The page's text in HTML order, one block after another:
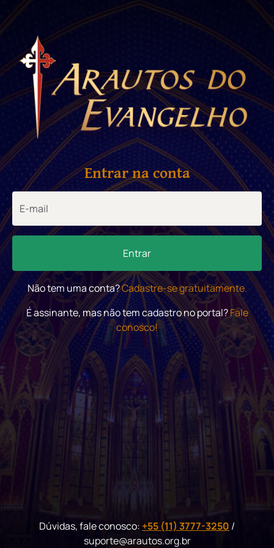
Entrar na conta
Entrar
Não tem uma conta?Cadastre-se gratuitamente.
É assinante, mas não tem cadastro no portal?Fale
conosco!
Dúvidas, fale conosco: +55 (11) 3777-3250 /
suporte@arautos.org.br